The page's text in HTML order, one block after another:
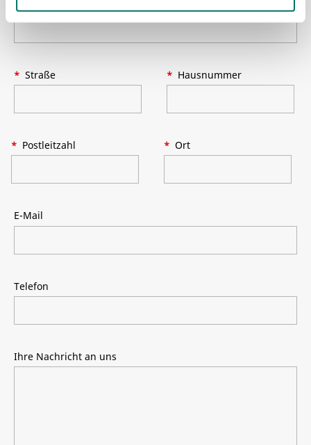
Straße Hausnummer
Postleitzahl Ort
E-Mail
Telefon
Ihre Nachricht an uns